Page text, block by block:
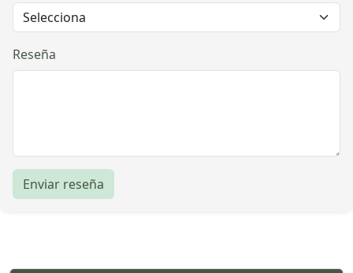
Reseña
Enviar reseña